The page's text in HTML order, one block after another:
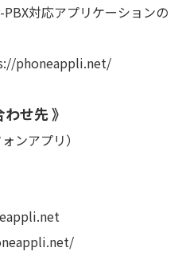
対応アプリケーションの
せ先 》
ンアプリ）